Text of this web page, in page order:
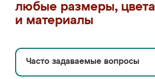
любые размеры, цвета
и материалы
Часто задаваемые вопросы